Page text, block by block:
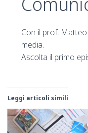
Con il prof.
media.
Ascolta il primo
Leggi articoli simili